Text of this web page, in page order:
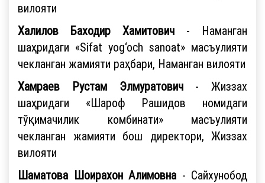
вилояти
Халилов Баходир Хамитович - Наманган
шаҳридаги «Sifat yog‘och sanoat» масъулияти
чекланган жамияти раҳбари, Наманган вилояти
Хамраев Рустам Элмуратович- Жиззах
шаҳридаги «Шароф Рашидов номидаги
тўқимачилик комбинати» масъулияти
чекланган жамияти бош директори, Жиззах
вилояти
Шаматова Шоирахон Алимовна- Сайхунобод